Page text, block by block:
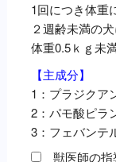
1回につき体重
２週齢未満の
体重0.5ｋｇ未
【主成分】
1：プラジクア
2：パモ酸ピラ
3：フェバンテ
獣医師の